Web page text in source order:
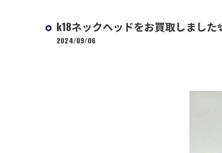
k18ネックヘッドをお買取しました
2024/09/06